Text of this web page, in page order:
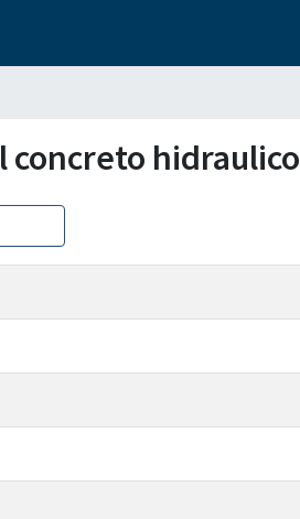
concreto hidraulico